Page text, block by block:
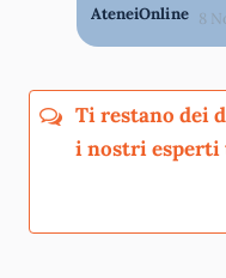
AteneiOnline 8